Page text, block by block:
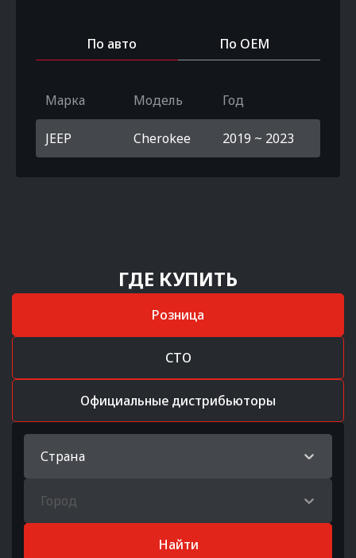
По авто По OEM
Марка Модель Год
JEEP Cherokee 2019 ~ 2023
ГДЕ КУПИТЬ
Розница
СТО
Официальные дистрибьюторы
Страна
Город
Найти